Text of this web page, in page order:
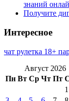
знаний
Получите
Интересное
чат рулетка 18+
Август 2026
Пн Вт Ср Чт Пт
1